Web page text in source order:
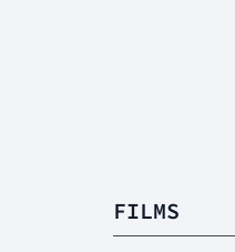
FILMS